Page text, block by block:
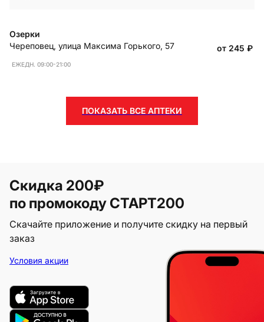
Озерки
Череповец, улица Максима Горького, 57
ЕЖЕДН. 09:00-21:00
от 245 ₽
ПОКАЗАТЬ ВСЕ АПТЕКИ
Скидка 200₽
по промокоду СТАРТ200
Скачайте приложение и получите скидку на первый
заказ
Условия акции